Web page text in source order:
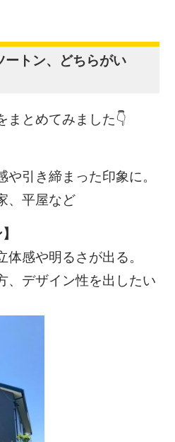
トン、どちらがい
まとめてみました👇
引き締まった印象に。
、平屋など
感や明るさが出る。
、デザイン性を出したい